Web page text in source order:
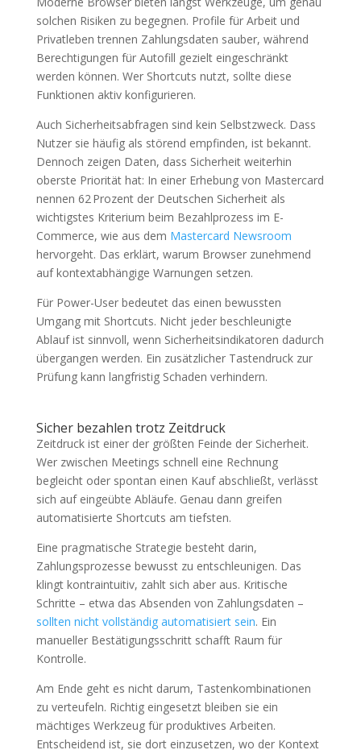
solchen Risiken zu begegnen. Profile für Arbeit und
Privatleben trennen Zahlungsdaten sauber, während
Berechtigungen für Autofill gezielt eingeschränkt
werden können. Wer Shortcuts nutzt, sollte diese
Funktionen aktiv konfigurieren.
Auch Sicherheitsabfragen sind kein Selbstzweck. Dass
Nutzer sie häufig als störend empfinden, ist bekannt.
Dennoch zeigen Daten, dass Sicherheit weiterhin
oberste Priorität hat: In einer Erhebung von Mastercard
nennen 62 Prozent der Deutschen Sicherheit als
wichtigstes Kriterium beim Bezahlprozess im E-
Commerce, wie aus dem Mastercard Newsroom
hervorgeht. Das erklärt, warum Browser zunehmend
auf kontextabhängige Warnungen setzen.
Für Power-User bedeutet das einen bewussten
Umgang mit Shortcuts. Nicht jeder beschleunigte
Ablauf ist sinnvoll, wenn Sicherheitsindikatoren dadurch
übergangen werden. Ein zusätzlicher Tastendruck zur
Prüfung kann langfristig Schaden verhindern.
Sicher bezahlen trotz Zeitdruck
Zeitdruck ist einer der größten Feinde der Sicherheit.
Wer zwischen Meetings schnell eine Rechnung
begleicht oder spontan einen Kauf abschließt, verlässt
sich auf eingeübte Abläufe. Genau dann greifen
automatisierte Shortcuts am tiefsten.
Eine pragmatische Strategie besteht darin,
Zahlungsprozesse bewusst zu entschleunigen. Das
klingt kontraintuitiv, zahlt sich aber aus. Kritische
Schritte – etwa das Absenden von Zahlungsdaten –
sollten nicht vollständig automatisiert sein. Ein
manueller Bestätigungsschritt schafft Raum für
Kontrolle.
Am Ende geht es nicht darum, Tastenkombinationen
zu verteufeln. Richtig eingesetzt bleiben sie ein
mächtiges Werkzeug für produktives Arbeiten.
Entscheidend ist, sie dort einzusetzen, wo der Kontext